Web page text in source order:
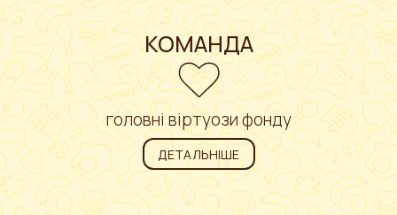
КОМАНДА
головні віртуози фонду
ДЕТАЛЬНІШЕ